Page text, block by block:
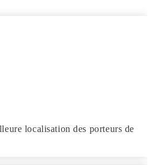
localisation des porteurs de